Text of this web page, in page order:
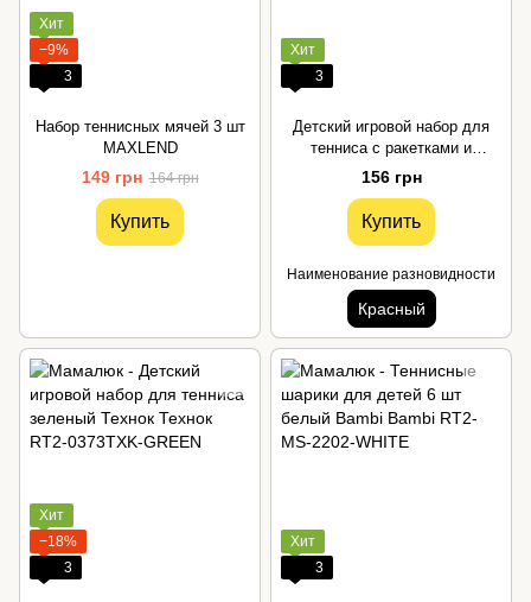
Хит
−9%
3
Набор теннисных мячей 3 шт
MAXLEND
149 грн 164 грн
Купить
Хит
3
Детский игровой набор для
тенниса с ракетками и
мячиком синий Технок
156 грн
Купить
Наименование разновидности
Красный
Хит
−18%
3
Хит
3